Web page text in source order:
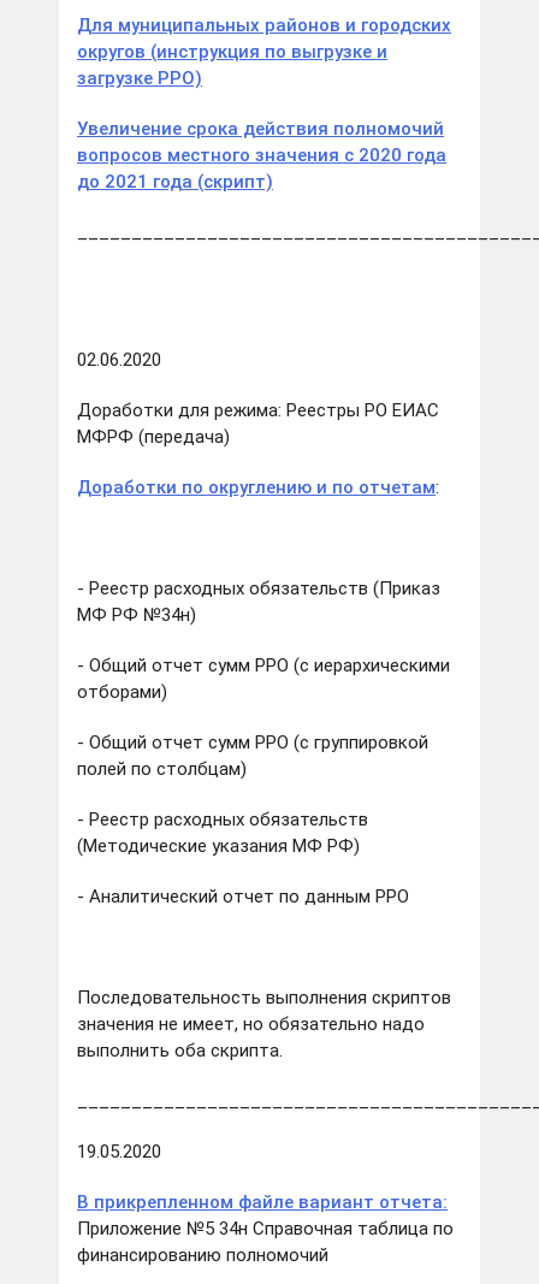
Для муниципальных районов и городских
округов (инструкция по выгрузке и
загрузке РРО)
Увеличение срока действия полномочий
вопросов местного значения с 2020 года
до 2021 года (скрипт)
02.06.2020
Доработки для режима: Реестры РО ЕИАС
МФРФ (передача)
Доработки по округлению и по отчетам:
- Реестр расходных обязательств (Приказ
МФ РФ №34н)
- Общий отчет сумм РРО (с иерархическими
отборами)
- Общий отчет сумм РРО (с группировкой
полей по столбцам)
- Реестр расходных обязательств
(Методические указания МФ РФ)
- Аналитический отчет по данным РРО
Последовательность выполнения скриптов
значения не имеет, но обязательно надо
выполнить оба скрипта.
19.05.2020
В прикрепленном файле вариант отчета:
Приложение №5 34н Справочная таблица по
финансированию полномочий